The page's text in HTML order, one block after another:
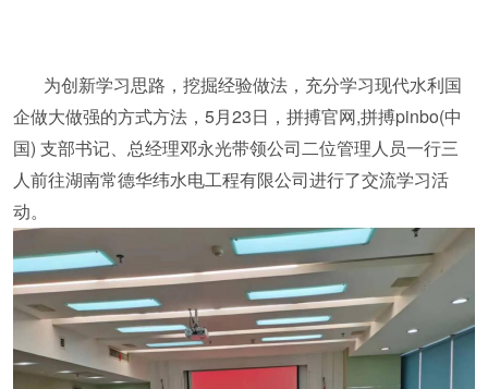
为创新学习思路，挖掘经验做法，充分学习现代水利国
企做大做强的方式方法，5月23日，拼搏官网,拼搏pinbo(中
国) 支部书记、总经理邓永光带领公司二位管理人员一行三
人前往湖南常德华纬水电工程有限公司进行了交流学习活
动。